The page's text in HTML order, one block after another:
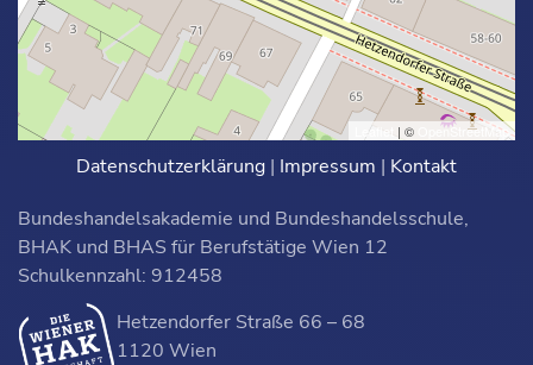
Leaflet | © OpenStreetMap
Datenschutzerklärung | Impressum | Kontakt
Bundeshandelsakademie und Bundeshandelsschule,
BHAK und BHAS für Berufstätige Wien 12
Schulkennzahl: 912458
Hetzendorfer Straße 66 – 68
1120 Wien